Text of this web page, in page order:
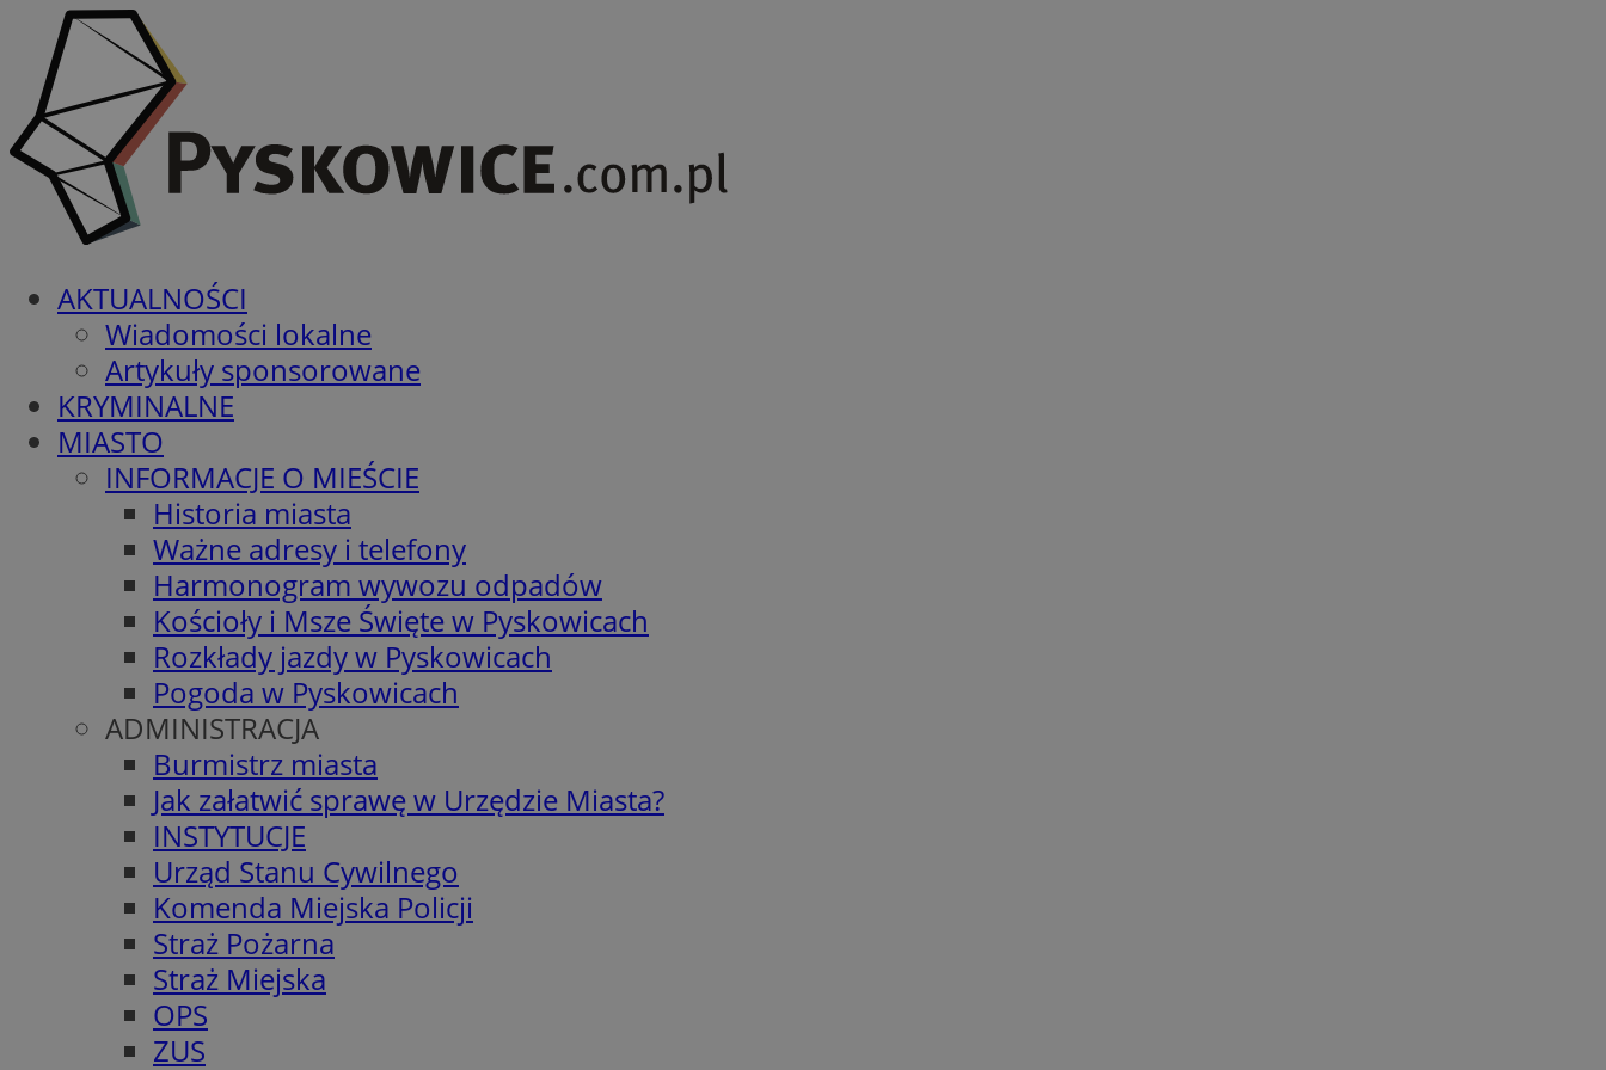
AKTUALNOŚCI
Wiadomości lokalne
Artykuły sponsorowane
KRYMINALNE
MIASTO
INFORMACJE O MIEŚCIE
Historia miasta
Ważne adresy i telefony
Harmonogram wywozu odpadów
Kościoły i Msze Święte w Pyskowicach
Rozkłady jazdy w Pyskowicach
Pogoda w Pyskowicach
ADMINISTRACJA
Burmistrz miasta
Jak załatwić sprawę w Urzędzie Miasta?
INSTYTUCJE
Urząd Stanu Cywilnego
Komenda Miejska Policji
Straż Pożarna
Straż Miejska
OPS
ZUS